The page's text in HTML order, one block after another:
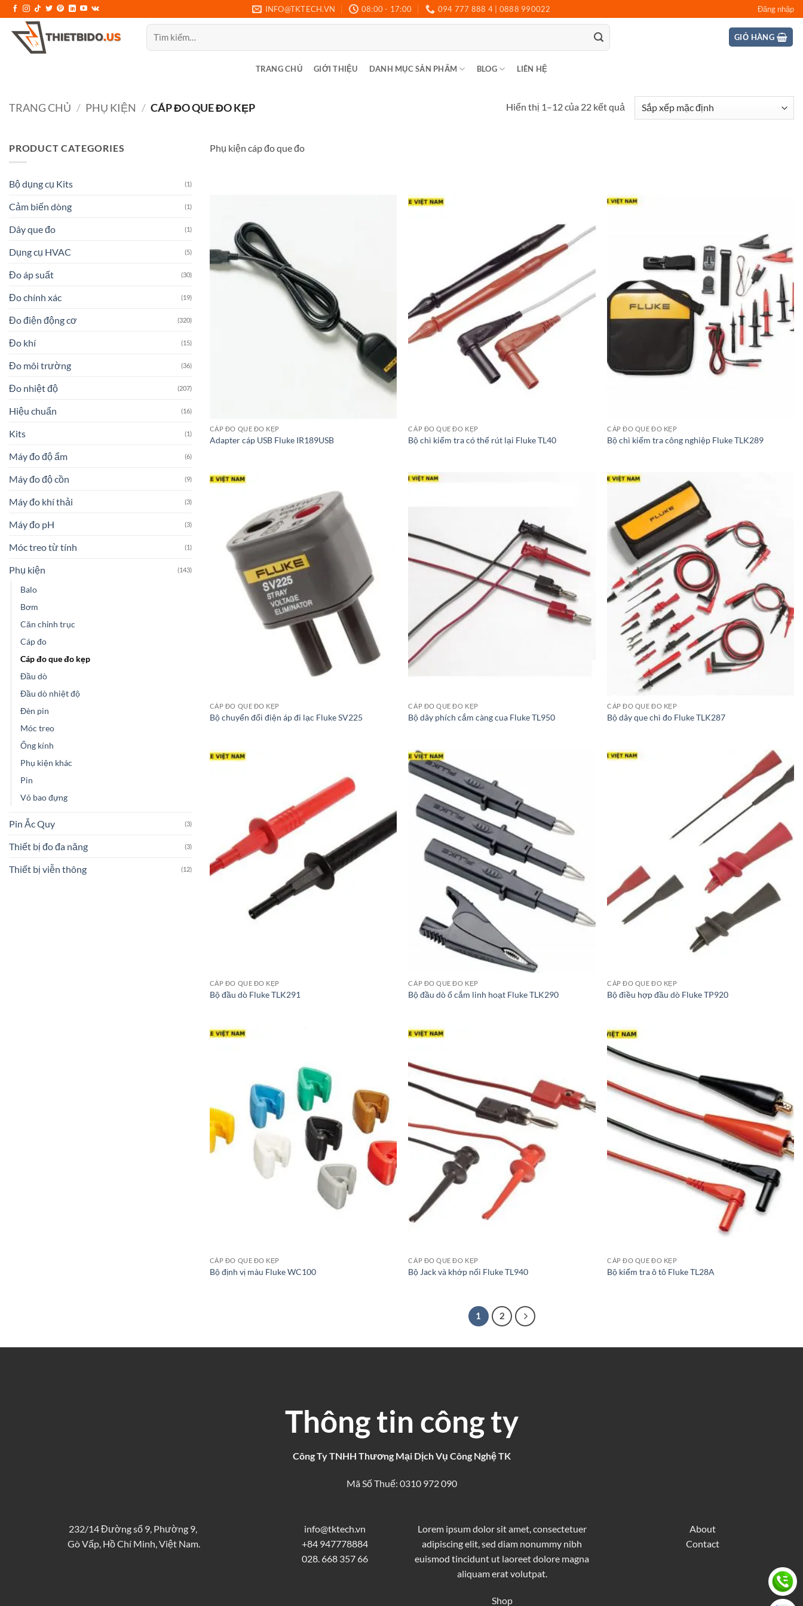
qua
nội
INFO@TKTECH.VN 08:00 - 17:00 094 777 888 4 | 0888 990022 Đăng nhập
Tìm
kiếm:
GIỎ HÀNG
TRANG CHỦ GIỚI THIỆU DANH MỤC SẢN PHẨM BLOG LIÊN HỆ
TRANG CHỦ / PHỤ KIỆN / CÁP ĐO QUE ĐO KẸP Hiển thị 1–12 của 22 kết quả
PRODUCT CATEGORIES
Bộ dụng cụ Kits (1)
Cảm biến dòng (1)
Dây que đo (1)
Dụng cụ HVAC (5)
Đo áp suất (30)
Đo chính xác (19)
Đo điện động cơ (320)
Đo khí (15)
Đo môi trường (36)
Đo nhiệt độ (207)
Hiệu chuẩn (16)
Kits (1)
Máy đo độ ẩm (6)
Máy đo độ cồn (9)
Máy đo khí thải (3)
Máy đo pH (3)
Móc treo từ tính (1)
Phụ kiện (143)
Balo
Bơm
Căn chỉnh trục
Cáp đo
Cáp đo que đo kẹp
Đầu dò
Đầu dò nhiệt độ
Đèn pin
Móc treo
Ống kính
Phụ kiện khác
Pin
Vỏ bao đựng
Pin Ắc Quy (3)
Thiết bị đo đa năng (3)
Thiết bị viễn thông (12)
Phụ kiện cáp đo que đo
CÁP ĐO QUE ĐO KẸP
Adapter cáp USB Fluke IR189USB
CÁP ĐO QUE ĐO KẸP
Bộ chì kiểm tra có thể rút lại Fluke TL40
CÁP ĐO QUE ĐO KẸP
Bộ chì kiểm tra công nghiệp Fluke TLK289
CÁP ĐO QUE ĐO KẸP
Bộ chuyển đổi điện áp đi lạc Fluke SV225
CÁP ĐO QUE ĐO KẸP
Bộ dây phích cắm càng cua Fluke TL950
CÁP ĐO QUE ĐO KẸP
Bộ dây que chì đo Fluke TLK287
CÁP ĐO QUE ĐO KẸP
Bộ đầu dò Fluke TLK291
CÁP ĐO QUE ĐO KẸP
Bộ đầu dò ổ cắm linh hoạt Fluke TLK290
CÁP ĐO QUE ĐO KẸP
Bộ điều hợp đầu dò Fluke TP920
CÁP ĐO QUE ĐO KẸP
Bộ định vị màu Fluke WC100
CÁP ĐO QUE ĐO KẸP
Bộ Jack và khớp nối Fluke TL940
CÁP ĐO QUE ĐO KẸP
Bộ kiểm tra ô tô Fluke TL28A
1 2
Thông tin công ty
Công Ty TNHH Thương Mại Dịch Vụ Công Nghệ TK
Mã Số Thuế: 0310 972 090
232/14 Đường số 9, Phường 9,
Gò Vấp, Hồ Chí Minh, Việt Nam.
info@tktech.vn
+84 947778884
028. 668 357 66
Lorem ipsum dolor sit amet, consectetuer
adipiscing elit, sed diam nonummy nibh
euismod tincidunt ut laoreet dolore magna
aliquam erat volutpat.
Shop
About
Contact